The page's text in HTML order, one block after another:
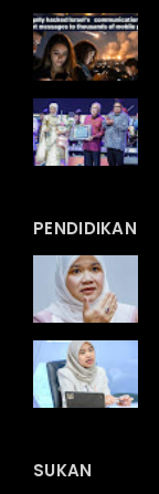
PENDIDIKAN
SUKAN